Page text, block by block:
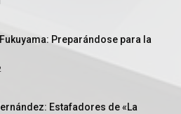
Preparándose para la
Estafadores de «La